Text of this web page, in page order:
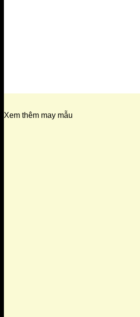
Xem thêm may mẫu